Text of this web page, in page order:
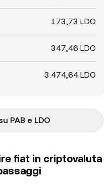
173,73 LDO
347,46 LDO
3.474,64 LDO
PAB e LDO
fiat in criptovaluta